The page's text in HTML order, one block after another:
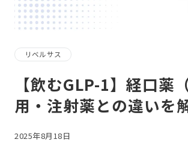
リベルサス
【飲むGLP-1】経口
用・注射薬との違いを
2025年8月18日